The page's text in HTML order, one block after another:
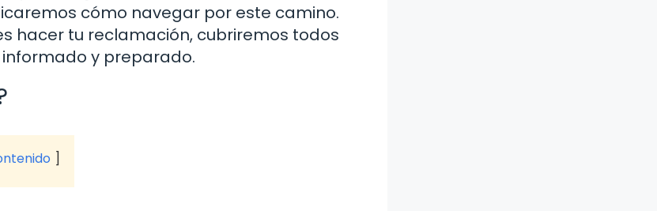
cómo navegar por este camino.
hacer tu reclamación, cubriremos todos
y preparado.